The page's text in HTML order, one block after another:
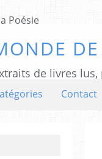
de livres
Contact